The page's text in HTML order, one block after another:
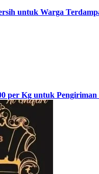
untuk Warga
per Kg untuk Pengiriman